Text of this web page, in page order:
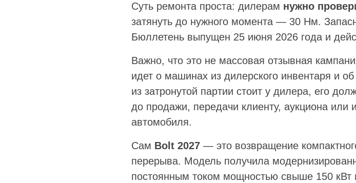
Суть ремонта проста: дилерам нужно
затянуть до нужного момента — 30 Нм.
Бюллетень выпущен 25 июня 2026 года и
Важно, что это не массовая отзывная
идет о машинах из дилерского инвентаря и
из затронутой партии стоит у дилера, его
до продажи, передачи клиенту, аукциона или
автомобиля.
Сам Bolt 2027— это возвращение
перерыва. Модель получила
постоянным током мощностью свыше 150 кВт